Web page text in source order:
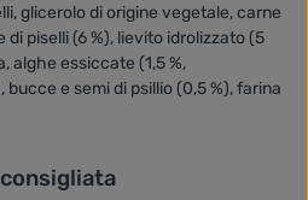
glicerolo di origine vegetale, carne
di piselli (6 %), lievito idrolizzato (5
alghe essiccate (1,5 %,
e semi di psillio (0,5 %), farina